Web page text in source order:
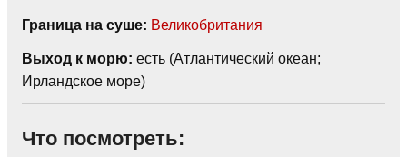
Граница на суше: Великобритания
Выход к морю: есть (Атлантический океан;
Ирландское море)
Что посмотреть: